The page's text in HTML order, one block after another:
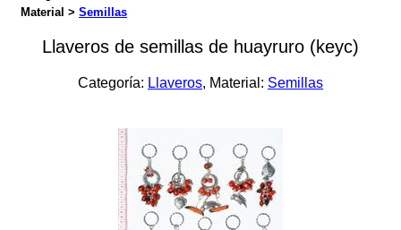
Material > Semillas
Llaveros de semillas de huayruro (keyc)
Categoría: Llaveros, Material: Semillas